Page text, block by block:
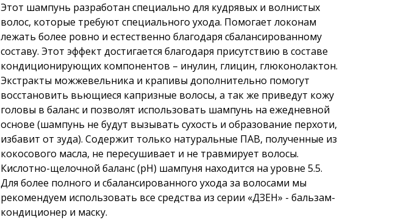
Этот шампунь разработан специально для кудрявых и волнистых
волос, которые требуют специального ухода. Помогает локонам
лежать более ровно и естественно благодаря сбалансированному
составу. Этот эффект достигается благодаря присутствию в составе
кондиционирующих компонентов – инулин, глицин, глюконолактон.
Экстракты можжевельника и крапивы дополнительно помогут
восстановить вьющиеся капризные волосы, а так же приведут кожу
головы в баланс и позволят использовать шампунь на ежедневной
основе (шампунь не будут вызывать сухость и образование перхоти,
избавит от зуда). Содержит только натуральные ПАВ, полученные из
кокосового масла, не пересушивает и не травмирует волосы.
Кислотно-щелочной баланс (pH) шампуня находится на уровне 5.5.
Для более полного и сбалансированного ухода за волосами мы
рекомендуем использовать все средства из серии «ДЗЕН» - бальзам-
кондиционер и маску.